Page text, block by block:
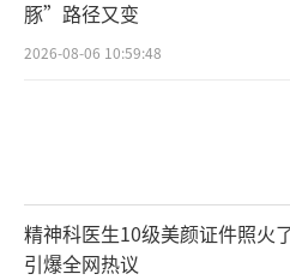
豚”路径又变
2026-08-06 10:59:48
精神科医生10级美颜证件照火
引爆全网热议